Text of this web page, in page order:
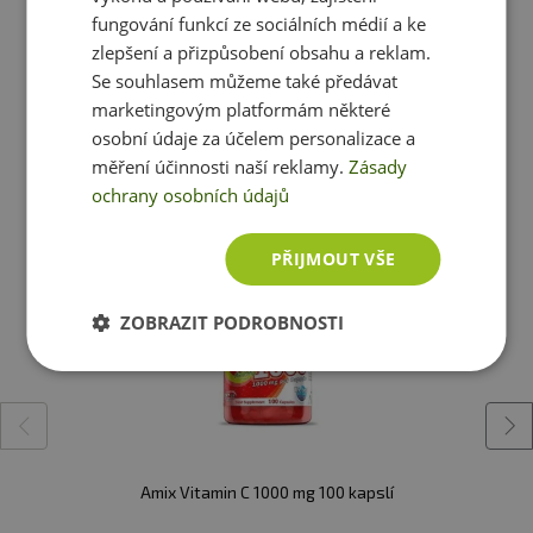
- z toho cukry
- z toho polyoly 15 g
Bílkoviny 2 g 0,1 g
0 g
16,6 g
1000mg
Ještě jste si nevybrali?
Doporučujeme vám podobné produkty
Amix Vitamin C 1000 mg 100 kapslí
fungování funkcí ze sociálních médií a ke
zlepšení a přizpůsobení obsahu a reklam.
Se souhlasem můžeme také předávat
marketingovým platformám některé
osobní údaje za účelem personalizace a
měření účinnosti naší reklamy.Zásady
ochrany osobních údajů
PŘIJMOUT VŠE
ZOBRAZIT PODROBNOSTI